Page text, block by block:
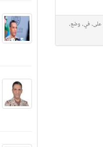
على,في, وضع,